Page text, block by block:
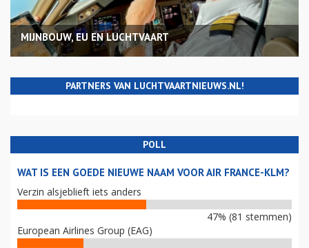
MIJNBOUW, EU EN LUCHTVAART
PARTNERS VAN LUCHTVAARTNIEUWS.NL!
POLL
WAT IS EEN GOEDE NIEUWE NAAM VOOR AIR FRANCE-KLM?
Verzin alsjeblieft iets anders
47% (81 stemmen)
European Airlines Group (EAG)